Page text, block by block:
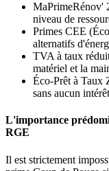
MaPrimeRénov'
niveau de
Primes CEE
alternatifs
TVA à taux
matériel et la
Éco-Prêt à Taux
sans aucun
L'importance
RGE
Il est strictement